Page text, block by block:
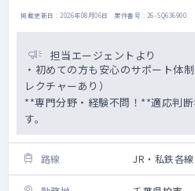
掲載更新日 : 2026年08月06日 案件番号 : 26-SQ636900
担当エージェントより
・初めての方も安心のサポート体
レクチャーあり）
**専門分野・経験不問！**適応判
す。
路線 JR・私鉄各線